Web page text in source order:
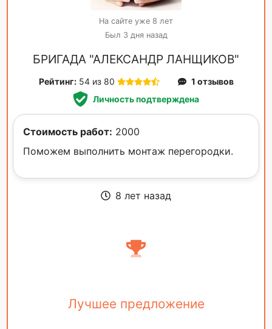
На сайте уже 8 лет
Был 3 дня назад
БРИГАДА "АЛЕКСАНДР ЛАНЩИКОВ"
Рейтинг: 54 из 80
1 отзывов
Личность подтверждена
Стоимость работ: 2000
Поможем выполнить монтаж перегородки.
8 лет назад
Лучшее предложение